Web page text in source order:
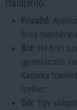
Italajánló:
Frissítő :
friss mentával
Bor : Ha bort
gyümölcsös
Kadarka
ízeihez.
Sör : Egy